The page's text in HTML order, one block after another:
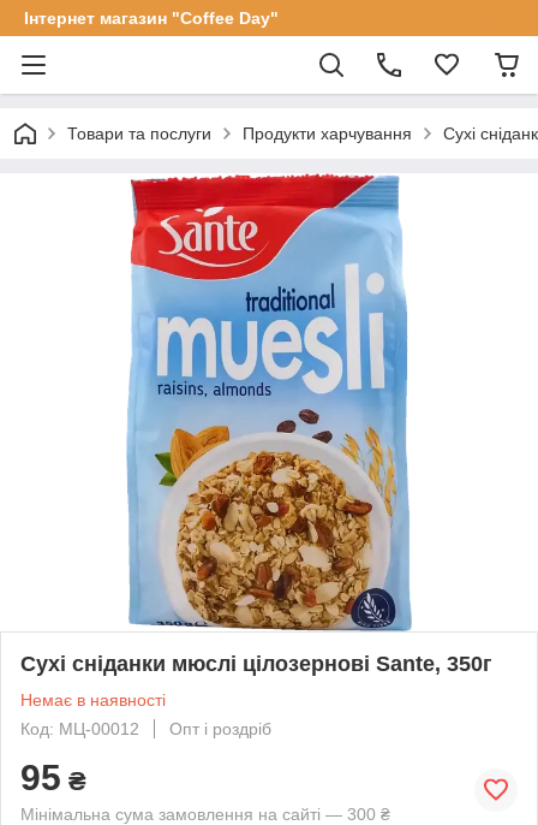
Інтернет магазин "Coffee Day"
Товари та послуги Продукти харчування Сухі
Сухі сніданки мюслі цілозернові Sante, 350г
Немає в наявності
Код: МЦ-00012
Опт і роздріб
95 ₴
Мінімальна сума замовлення на сайті — 300 ₴